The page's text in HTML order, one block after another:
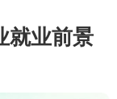
就业前景